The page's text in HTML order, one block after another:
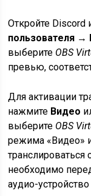
Откройте Discord
пользователя →
выберите OBS
превью,
Для активации
нажмите Видео
выберите OBS
режима «Видео»
транслироваться
необходимо
аудио-